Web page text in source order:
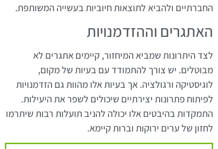
החברתיים ולהביא לתוצאות חיוביות בעשייה המשותפת.
האתגרים וההזדמנויות
לצד היתרונות שמביא המיחזור, קיימים אתגרים לא
מבוטלים. יש צורך להתמודד עם בעיות של מקום,
לוגיסטיקה ורגולציה. אך בעיות אלו מהוות גם הזדמנויות
לפיתוח פתרונות יצירתיים שיכולים לשפר את היעילות.
התמקדות בהיבטים אלו יכולה להניב תועלות רבות שיתרמו
לחזון של ערים ירוקות וברות קיימא.